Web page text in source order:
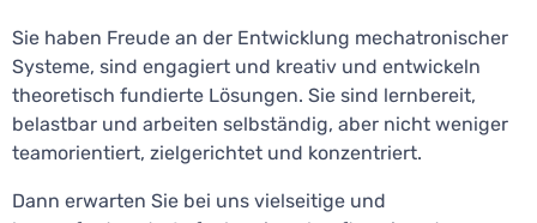
Sie haben Freude an der Entwicklung mechatronischer
Systeme, sind engagiert und kreativ und entwickeln
theoretisch fundierte Lösungen. Sie sind lernbereit,
belastbar und arbeiten selbständig, aber nicht weniger
teamorientiert, zielgerichtet und konzentriert.
Dann erwarten Sie bei uns vielseitige und